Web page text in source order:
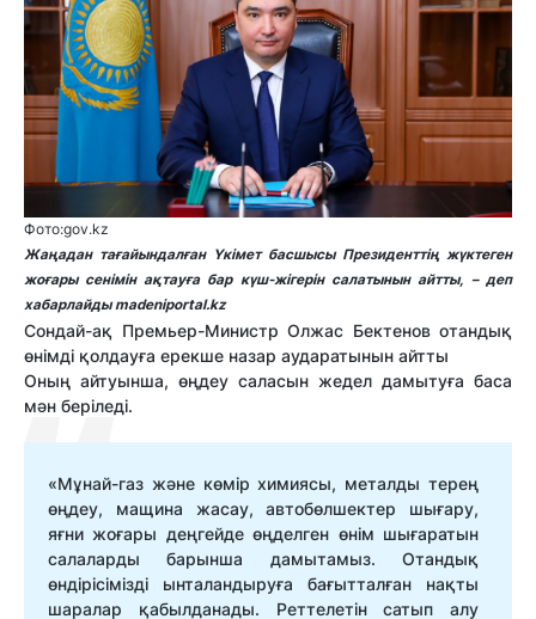
Фото:gov.kz
Жаңадан тағайындалған Үкімет басшысы Президенттің жүктеген
жоғары сенімін ақтауға бар күш-жігерін салатынын айтты, – деп
хабарлайды madeniportal.kz
Сондай-ақ Премьер-Министр Олжас Бектенов отандық
өнімді қолдауға ерекше назар аударатынын айтты
Оның айтуынша, өңдеу саласын жедел дамытуға баса
мән беріледі.
«Мұнай-газ және көмір химиясы, металды терең
өңдеу, мащина жасау, автобөлшектер шығару,
яғни жоғары деңгейде өңделген өнім шығаратын
салаларды барынша дамытамыз. Отандық
өндірісімізді ынталандыруға бағытталған нақты
шаралар қабылданады. Реттелетін сатып алу